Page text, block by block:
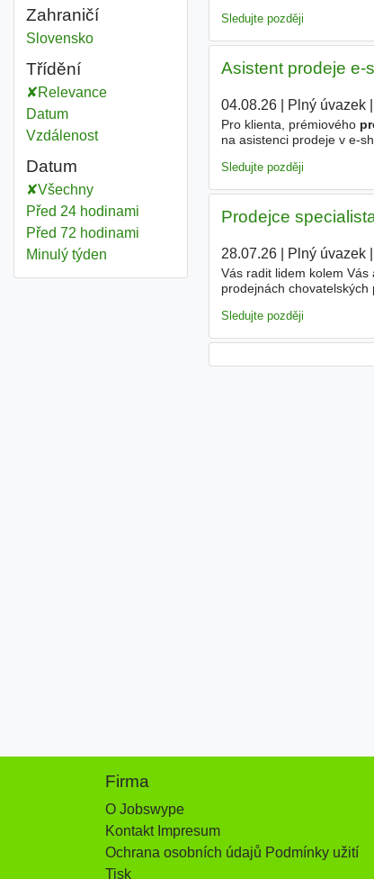
Zahraničí
Technický prodejce
Slovensko
Třídění
Relevance
Datum
Vzdálenost
Datum
Všechny
Před 24 hodinami
Před 72 hodinami
Minulý týden
Sledujte později
Asistent prodeje e-
04.08.26| Plný úvazek|
Pro klienta, prémiového
na asistenci prodeje v e-
Sledujte později
Prodejce
28.07.26| Plný úvazek|
Vás radit lidem kolem
prodejnách
Sledujte později
Firma
O Jobswype
Kontakt Impresum
Ochrana osobních údajů Podmínky užití
Tisk